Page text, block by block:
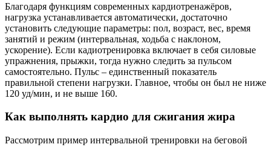
Благодаря функциям современных кардиотренажёров,
нагрузка устанавливается автоматически, достаточно
установить следующие параметры: пол, возраст, вес, время
занятий и режим (интервальная, ходьба с наклоном,
ускорение). Если кадиотренировка включает в себя силовые
упражнения, прыжки, тогда нужно следить за пульсом
самостоятельно. Пульс – единственный показатель
правильной степени нагрузки. Главное, чтобы он был не ниже
120 уд/мин, и не выше 160.
Как выполнять кардио для сжигания жира
Рассмотрим пример интервальной тренировки на беговой